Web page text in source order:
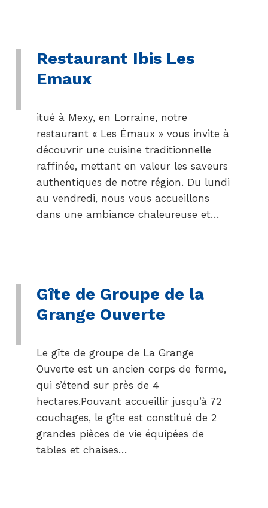
Restaurant Ibis Les
Emaux
itué à Mexy, en Lorraine, notre
restaurant « Les Émaux » vous invite à
découvrir une cuisine traditionnelle
raffinée, mettant en valeur les saveurs
authentiques de notre région. Du lundi
au vendredi, nous vous accueillons
dans une ambiance chaleureuse et…
Gîte de Groupe de la
Grange Ouverte
Le gîte de groupe de La Grange
Ouverte est un ancien corps de ferme,
qui s’étend sur près de 4
hectares.Pouvant accueillir jusqu’à 72
couchages, le gîte est constitué de 2
grandes pièces de vie équipées de
tables et chaises…